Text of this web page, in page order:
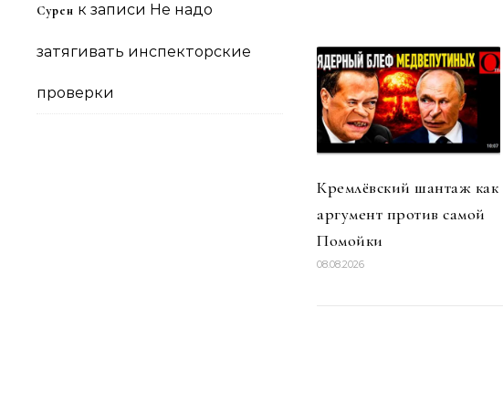
Сурен к записи Не надо
затягивать инспекторские
проверки
Кремлёвский шантаж как
аргумент против самой
Помойки
08.08.2026